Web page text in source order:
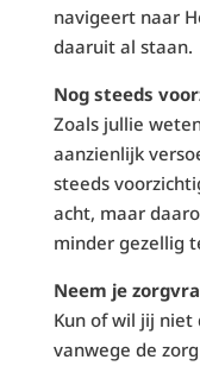
navigeert naar
daaruit al staan.
Nog steeds
Zoals jullie
aanzienlijk
steeds
acht, maar
minder gezellig
Neem je
Kun of wil jij
vanwege de